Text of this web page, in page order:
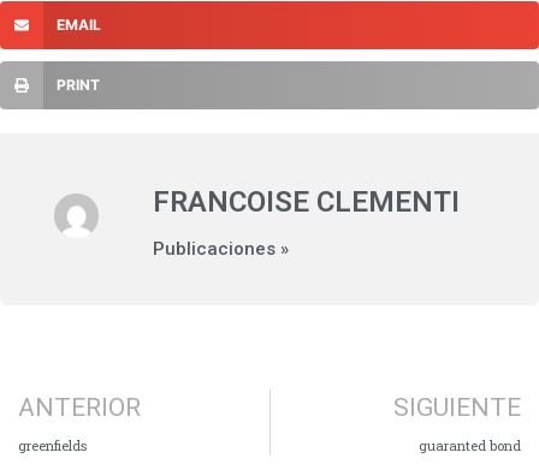
EMAIL
PRINT
FRANCOISE CLEMENTI
Publicaciones »
ANTERIOR
greenfields
SIGUIENTE
guaranted bond